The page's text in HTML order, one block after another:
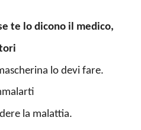
te lo dicono il medico,
lo devi fare.
la malattia.